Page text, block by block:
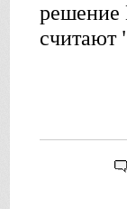
решение
считают